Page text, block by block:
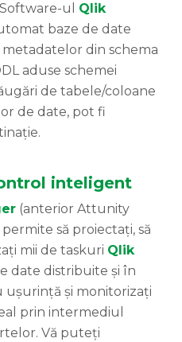
ul Qlik
baze de date
din schema
aduse schemei
de tabele/coloane
de date, pot fi
inteligent
(anterior Attunity
să proiectați, să
mii de taskuri Qlik
date distribuite și în
ușurință și monitorizați
prin intermediul
Vă puteți